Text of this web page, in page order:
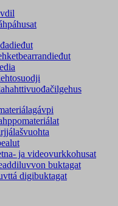
ja videovurkkohusat
buktagat
digibuktagat